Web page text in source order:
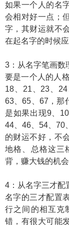
如果一个人的名
会相对好一点；
字，其财运就不
在起名字的时候
3：从名字笔画数
要是一个人的人
18、21、23、
63、65、67，那
是如果出现9、
44、46、54、70
的财运不好，不
地格、总格这三
背，赚大钱的机会
4：从名字三才配
名字的三才配置
行之间的相互克
错，有很大可能